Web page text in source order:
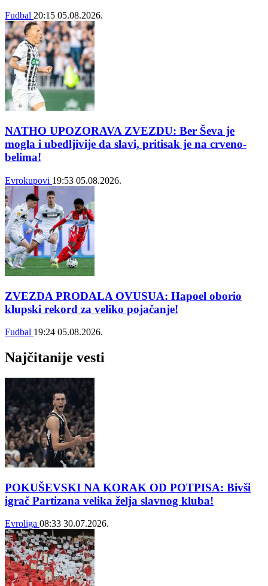
Fudbal 20:15 05.08.2026.
NATHO UPOZORAVA ZVEZDU: Ber Ševa je
mogla i ubedljivije da slavi, pritisak je na crveno-
belima!
Evrokupovi 19:53 05.08.2026.
ZVEZDA PRODALA OVUSUA: Hapoel oborio
klupski rekord za veliko pojačanje!
Fudbal 19:24 05.08.2026.
Najčitanije vesti
POKUŠEVSKI NA KORAK OD POTPISA: Bivši
igrač Partizana velika želja slavnog kluba!
Evroliga 08:33 30.07.2026.